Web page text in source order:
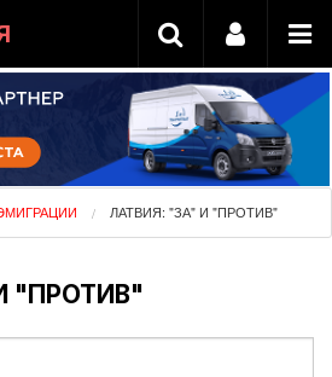
ЛАТВИЯ: "ЗА" И "ПРОТИВ"
"ПРОТИВ"